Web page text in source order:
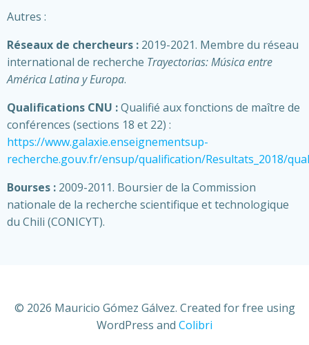
Autres :
Réseaux de chercheurs : 2019-2021. Membre du réseau
international de recherche Trayectorias: Música entre
América Latina y Europa.
Qualifications CNU :Qualifié aux fonctions de maître de
conférences (sections 18 et 22) :
https://www.galaxie.enseignementsup-
recherche.gouv.fr/ensup/qualification/Resultats_2018/
Bourses : 2009-2011. Boursier de la Commission
nationale de la recherche scientifique et technologique
du Chili (CONICYT).
© 2026 Mauricio Gómez Gálvez. Created for free using
WordPress and Colibri